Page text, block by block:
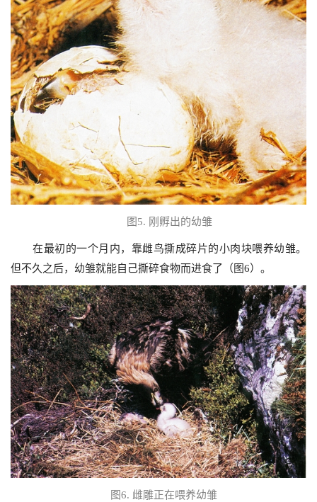
图 5. 刚孵出的幼雏
在最初的一个月内，靠雌鸟撕成碎片的小肉块喂养幼雏。
但不久之后，幼雏就能自己撕碎食物而进食了（图6）。
图6. 雌雕正在喂养幼雏